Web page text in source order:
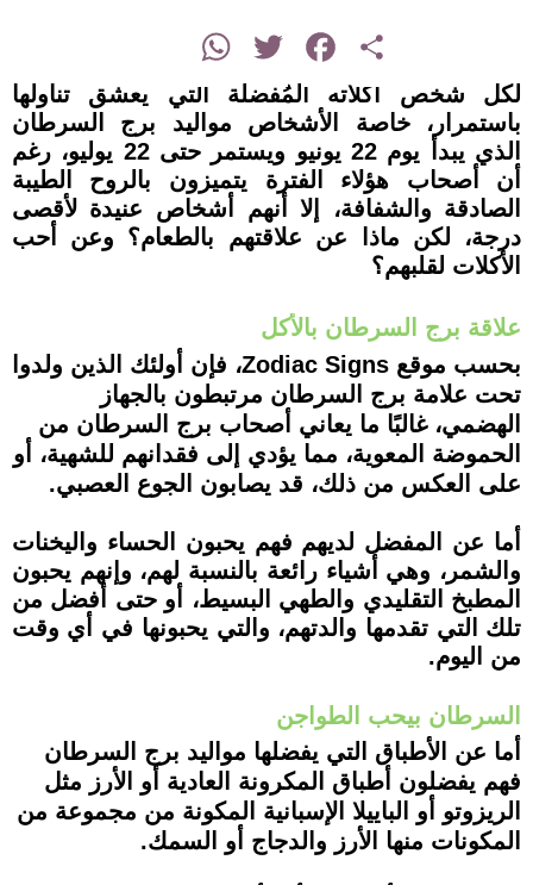
Share
Facebook
Twitter
WhatsApp
لكل شخص أكلاته المُفضلة التي يعشق تناولها
باستمرار، خاصة الأشخاص مواليد برج السرطان
الذي يبدأ يوم 22 يونيو ويستمر حتى 22 يوليو، رغم
أن أصحاب هؤلاء الفترة يتميزون بالروح الطيبة
الصادقة والشفافة، إلا أنهم أشخاص عنيدة لأقصى
درجة، لكن ماذا عن علاقتهم بالطعام؟ وعن أحب
الأكلات لقلبهم؟
علاقة برج السرطان بالأكل
بحسب موقع Zodiac Signs، فإن أولئك الذين ولدوا
تحت علامة برج السرطان مرتبطون بالجهاز
الهضمي، غالبًا ما يعاني أصحاب برج السرطان من
الحموضة المعوية، مما يؤدي إلى فقدانهم للشهية، أو
على العكس من ذلك، قد يصابون الجوع العصبي.
أما عن المفضل لديهم فهم يحبون الحساء واليخنات
والشمر، وهي أشياء رائعة بالنسبة لهم، وإنهم يحبون
المطبخ التقليدي والطهي البسيط، أو حتى أفضل من
تلك التي تقدمها والدتهم، والتي يحبونها في أي وقت
من اليوم.
السرطان بيحب الطواجن
أما عن الأطباق التي يفضلها مواليد برج السرطان
فهم يفضلون أطباق المكرونة العادية أو الأرز مثل
الريزوتو أو الباييلا الإسبانية المكونة من مجموعة من
المكونات منها الأرز والدجاج أو السمك.